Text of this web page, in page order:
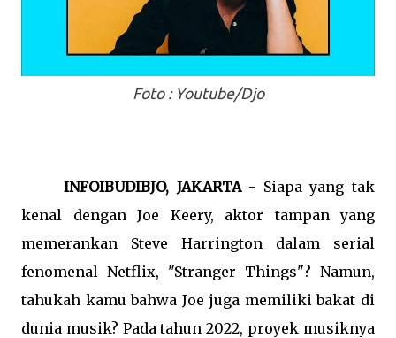
Foto : Youtube/Djo
INFOIBUDIBJO, JAKARTA- Siapa yang tak
kenal dengan Joe Keery, aktor tampan yang
memerankan Steve Harrington dalam serial
fenomenal Netflix, "Stranger Things"? Namun,
tahukah kamu bahwa Joe juga memiliki bakat di
dunia musik? Pada tahun 2022, proyek musiknya